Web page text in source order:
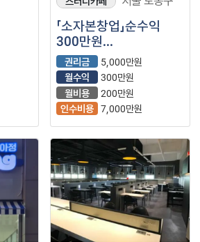
「소자본창업」순수익
300만원
【스터디카페】
권리금
5,000만원
월수익
300만원
월비용
200만원
인수비용 7,000만원